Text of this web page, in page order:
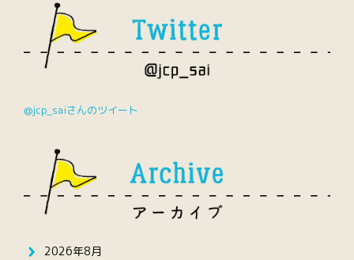
@jcp_saiさんのツイート
2026年8月